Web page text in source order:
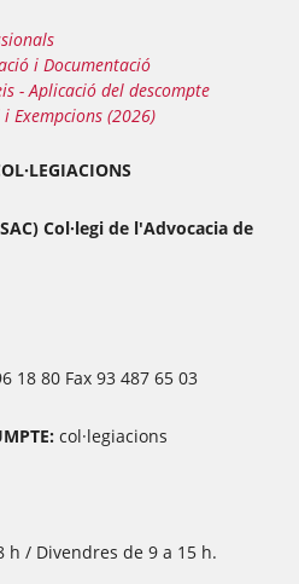
i Documentació
- Aplicació del descompte
Exempcions (2026)
Col·legi de l'Advocacia de
18 80 Fax 93 487 65 03
col·legiacions
h / Divendres de 9 a 15 h.